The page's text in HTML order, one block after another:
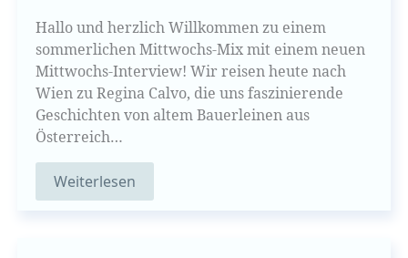
Hallo und herzlich Willkommen zu einem
sommerlichen Mittwochs-Mix mit einem neuen
Mittwochs-Interview! Wir reisen heute nach
Wien zu Regina Calvo, die uns faszinierende
Geschichten von altem Bauerleinen aus
Österreich…
Weiterlesen